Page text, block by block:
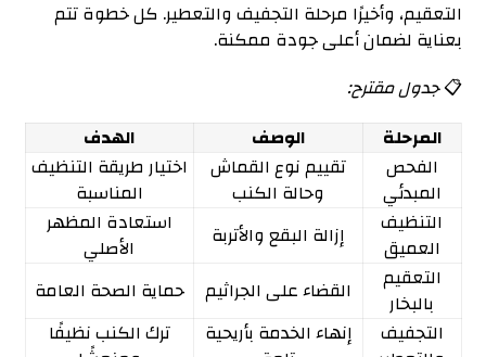
التعقيم، وأخيرًا مرحلة التجفيف والتعطير. كل خطوة تتم
بعناية لضمان أعلى جودة ممكنة.
📋جدول مقترح:
المرحلة
الوصف
الهدف
الفحص
المبدئي
تقييم نوع القماش
وحالة الكنب
اختيار طريقة التنظيف
المناسبة
التنظيف
العميق
إزالة البقع والأتربة
استعادة المظهر
الأصلي
التعقيم
بالبخار
القضاء على الجراثيم
حماية الصحة العامة
التجفيف
إنهاء الخدمة بأريحية
ترك الكنب نظيفًا